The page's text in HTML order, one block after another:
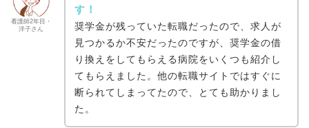
看護師2年目・
洋子さん
す！
奨学金が残っていた転職だったので、求人が
見つかるか不安だったのですが、奨学金の借
り換えをしてもらえる病院をいくつも紹介し
てもらえました。他の転職サイトではすぐに
断られてしまってたので、とても助かりまし
た。